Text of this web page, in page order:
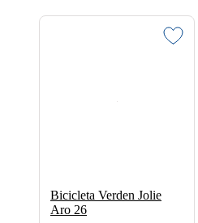
Bicicleta Verden Jolie
Aro 26